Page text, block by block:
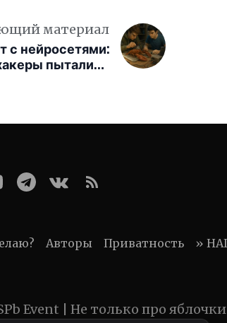
материал
с нейросетями:
пытались
Авторы Приватность »
Event | Не только про